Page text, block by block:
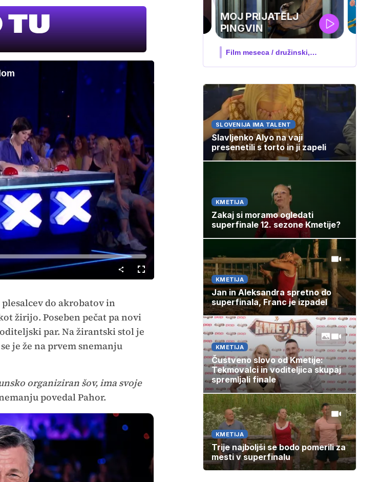
Celozaslonski
način
do akrobatov in
žirijo. Poseben pečat pa novi
par. Na žirantski stol je
je že na prvem snemanju
organiziran šov, ima svoje
povedal Pahor.
IQ 160
Nova hrvaška serija
SLOVENIJA IMA TALENT
Slavljenko Alyo na vaji
presenetili s torto in ji zapeli
KMETIJA
Zakaj si moramo ogledati
superfinale 12. sezone Kmetije?
KMETIJA
Jan in Aleksandra spretno do
superfinala, Franc je izpadel
KMETIJA
Čustveno slovo od Kmetije:
Tekmovalci in voditeljica skupaj
spremljali finale
KMETIJA
Trije najboljši se bodo pomerili za
mesti v superfinalu